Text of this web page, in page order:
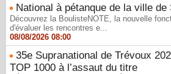
National à pétanque de la ville de
Découvrez la BoulisteNOTE, la nouvelle
d'évaluer les rencontres e...
08/08/2026 08:00
35e Supranational de Trévoux
TOP 1000 à l’assaut du titre